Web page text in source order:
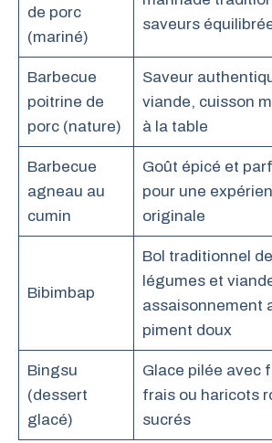
de porc
(mariné)
saveurs
Barbecue
poitrine de
porc (nature)
Saveur
viande, cuisson
à la table
Barbecue
agneau au
cumin
Goût épicé et
pour une
originale
Bibimbap
Bol traditionnel
légumes et
assaisonnement
piment doux
Bingsu
(dessert
glacé)
Glace pilée avec
frais ou haricots
sucrés